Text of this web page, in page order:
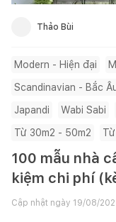
Thảo Bùi
Modern - Hiện đại
Scandinavian - Bắc
Japandi
Wabi Sabi
Từ 30m2 - 50m2
100 mẫu nhà
kiệm chi phí
Cập nhật ngày 19/08/